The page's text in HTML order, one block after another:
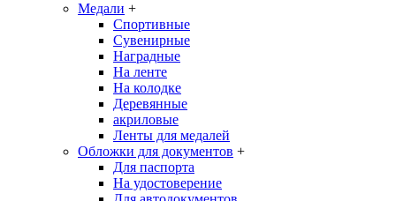
Медали +
Спортивные
Сувенирные
Наградные
На ленте
На колодке
Деревянные
акриловые
Ленты для медалей
Обложки для документов +
Для паспорта
На удостоверение